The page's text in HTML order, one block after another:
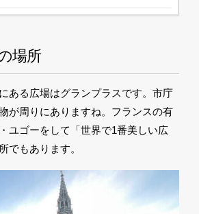
場所
ある広場はグランプラスです。市庁
が周りにありますね。フランスの有
ユゴーをして「世界で1番美しい広
でもあります。